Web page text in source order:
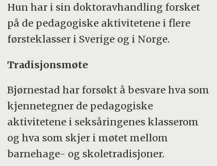
Hun har i sin doktoravhandling forsket
på de pedagogiske aktivitetene i flere
førsteklasser i Sverige og i Norge.
Tradisjonsmøte
Bjørnestad har forsøkt å besvare hva som
kjennetegner de pedagogiske
aktivitetene i seksåringenes klasserom
og hva som skjer i møtet mellom
barnehage- og skoletradisjoner.